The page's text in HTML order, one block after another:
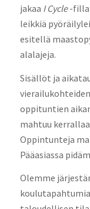
jakaa I Cycle-
leikkiä
esitellä
alalajeja.
Sisällöt ja
oppituntien
mahtuu
Oppintunteja
Pääasiassa
Olemme